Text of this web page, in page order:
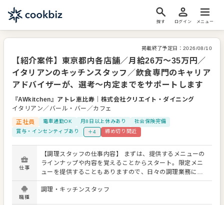
探す ログイン メニュー
掲載終了予定日： 2026/08/10
【紹介案件】東京都内各店舗／月給26万～35万円／
イタリアンのキッチンスタッフ／飲食専門のキャリア
アドバイザーが、選考～内定までをサポートします
『AWkitchen』アトレ恵比寿
株式会社クリエイト・ダイニング
イタリアン／バール・バー／カフェ
正社員
電車通勤OK 月8日以上休みあり
社会保険完備
賞与・インセンティブあり
＋4 締め切り間近
仕事
【調理スタッフの仕事内容】 まずは、提供するメニューの
ラインナップや内容を覚えることからスタート。限定メニ
ューを提供することもありますので、日々の調理業務に加
え、さまざまなスキルを活かしたり、習得できたりもしま
す。 メニューの提案も可能です。ぜひアイデアを発信して
職種
調理・キッチンスタッフ